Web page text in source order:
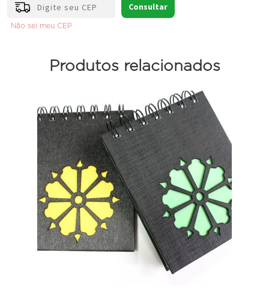
Consultar
Não sei meu CEP
Produtos relacionados